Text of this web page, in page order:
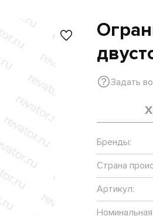
Задать
Бренды:
Страна
Артикул: